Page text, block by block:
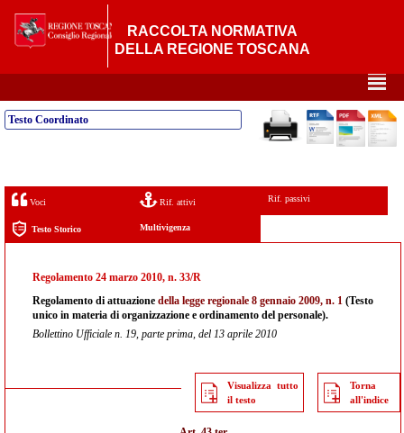
RACCOLTA NORMATIVA
DELLA REGIONE TOSCANA
²
Testo Coordinato
Voci Rif. attivi Rif. passivi
Testo Storico Multivigenza
Regolamento 24 marzo 2010, n. 33/R
Regolamento di attuazione della legge regionale 8 gennaio 2009, n. 1 (Testo
unico in materia di organizzazione e ordinamento del personale).
Bollettino Ufficiale n. 19, parte prima, del 13 aprile 2010
Visualizza tutto
il testo
Torna
all'indice